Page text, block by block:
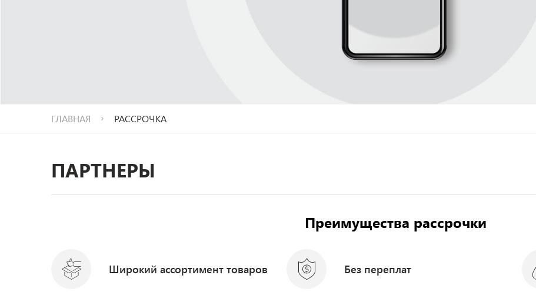
ГЛАВНАЯ РАССРОЧКА
ПАРТНЕРЫ
Преимущества рассрочки
Широкий ассортимент товаров Без переплат